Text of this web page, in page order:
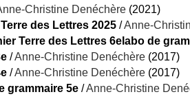
Christine Denéchère (2021)
des Lettres 2025 /Anne-
Terre des Lettres 6elabo de
/Anne-Christine Denéchère (2017)
/Anne-Christine Denéchère (2017)
grammaire 5e /Anne-Christine